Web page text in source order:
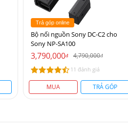
Trả góp online
Bộ nối nguồn Sony DC-C2 cho
Sony NP-SA100
3,790,000đ 4,790,000đ
11 đánh giá
MUA TRẢ GÓP